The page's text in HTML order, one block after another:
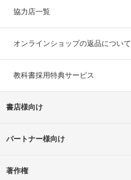
協力店一覧
オンラインショップの返品について
教科書採用特典サービス
書店様向け
パートナー様向け
著作権